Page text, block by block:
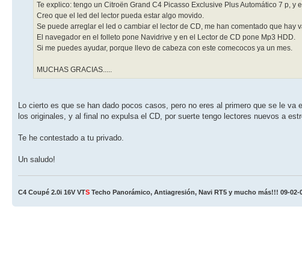
Te explico: tengo un Citroën Grand C4 Picasso Exclusive Plus Automático 7 p,
Creo que el led del lector pueda estar algo movido.
Se puede arreglar el led o cambiar el lector de CD, me han comentado que hay
El navegador en el folleto pone Navidrive y en el Lector de CD pone Mp3 HDD.
Si me puedes ayudar, porque llevo de cabeza con este comecocos ya un mes.
MUCHAS GRACIAS.....
Lo cierto es que se han dado pocos casos, pero no eres al primero que se le
los originales, y al final no expulsa el CD, por suerte tengo lectores nuevos a
Te he contestado a tu privado.
Un saludo!
C4 Coupé 2.0i 16V VTS Techo Panorámico, Antiagresión, Navi RT5 y mucho más!!! 09-02-